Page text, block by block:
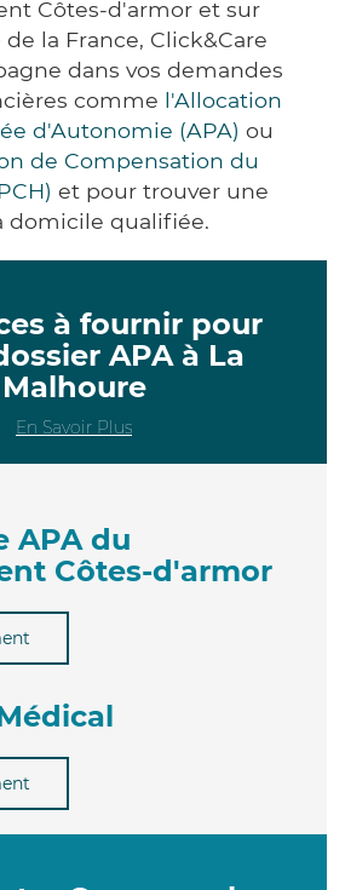
Côtes-d'armor et sur
la France, Click&Care
dans vos demandes
comme l'Allocation
d'Autonomie (APA) ou
de Compensation du
et pour trouver une
domicile qualifiée.
à fournir pour
APA à La
Malhoure
En Savoir Plus
APA du
Côtes-d'armor